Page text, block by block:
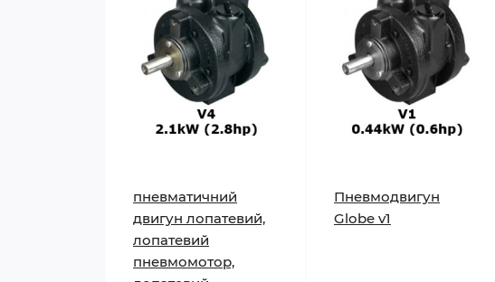
пневматичний
двигун лопатевий,
лопатевий
пневмомотор,
Пневмодвигун
Globe v1